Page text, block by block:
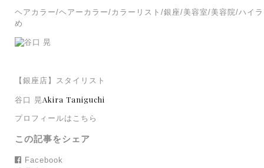
ヘアカラー/ヘアーカラー/カラーリスト/銀座/美容室/美容院/ハイ
め
【銀座店】スタイリスト
谷口 晃 Akira Taniguchi
プロフィールはこちら
この記事をシェア
Facebook